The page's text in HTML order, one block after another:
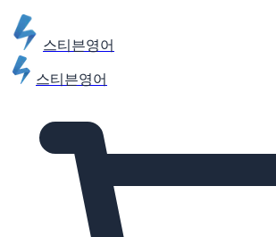
스티븐영어
스티븐영어